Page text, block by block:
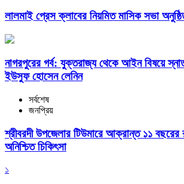
লালমাই প্রেস ক্লাবের নিয়মিত মাসিক সভা
নাগরপুরের গর্ব: যুক্তরাজ্য থেকে আইন বিষয়ে
ইউসুফ হোসেন লেনিন
সর্বশেষ
জনপ্রিয়
শ্রীবরদী উপজেলার টিউমারে আক্রান্ত ১১ বছরের
অনিশ্চিত চিকিৎসা
১